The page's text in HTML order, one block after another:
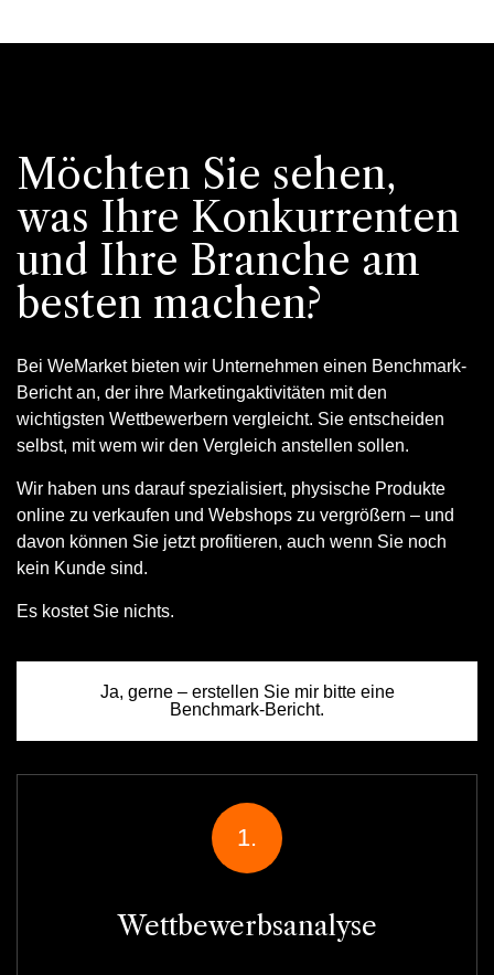
Möchten Sie sehen,
was Ihre Konkurrenten
und Ihre Branche am
besten machen?
Bei WeMarket bieten wir Unternehmen einen Benchmark-
Bericht an, der ihre Marketingaktivitäten mit den
wichtigsten Wettbewerbern vergleicht. Sie entscheiden
selbst, mit wem wir den Vergleich anstellen sollen.
Wir haben uns darauf spezialisiert, physische Produkte
online zu verkaufen und Webshops zu vergrößern – und
davon können Sie jetzt profitieren, auch wenn Sie noch
kein Kunde sind.
Es kostet Sie nichts.
Ja, gerne – erstellen Sie mir bitte eine
Benchmark-Bericht.
1.
Wettbewerbsanalyse